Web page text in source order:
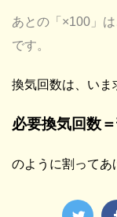
あとの「×100」
です。
換気回数は、いま
必要換気回数
のように割ってあ